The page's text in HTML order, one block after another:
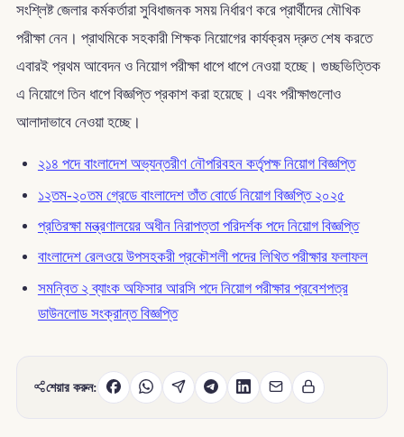
সংশ্লিষ্ট জেলার কর্মকর্তারা সুবিধাজনক সময় নির্ধারণ করে প্রার্থীদের মৌখিক
পরীক্ষা নেন। প্রাথমিকে সহকারী শিক্ষক নিয়োগের কার্যক্রম দ্রুত শেষ করতে
এবারই প্রথম আবেদন ও নিয়োগ পরীক্ষা ধাপে ধাপে নেওয়া হচ্ছে। গুচ্ছভিত্তিক
এ নিয়োগে তিন ধাপে বিজ্ঞপ্তি প্রকাশ করা হয়েছে। এবং পরীক্ষাগুলোও
আলাদাভাবে নেওয়া হচ্ছে।
২১৪ পদে বাংলাদেশ অভ্যন্তরীণ নৌপরিবহন কর্তৃপক্ষ নিয়োগ বিজ্ঞপ্তি
১২তম-২০তম গ্রেডে বাংলাদেশ তাঁত বোর্ডে নিয়োগ বিজ্ঞপ্তি ২০২৫
প্রতিরক্ষা মন্ত্রণালয়ের অধীন নিরাপত্তা পরিদর্শক পদে নিয়োগ বিজ্ঞপ্তি
বাংলাদেশ রেলওয়ে উপসহকরী প্রকৌশলী পদের লিখিত পরীক্ষার ফলাফল
সমন্বিত ২ ব্যাংক অফিসার আরসি পদে নিয়োগ পরীক্ষার প্রবেশপত্র
ডাউনলোড সংক্রান্ত বিজ্ঞপ্তি
শেয়ার করুন: